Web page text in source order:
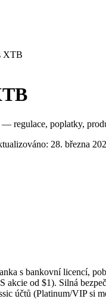
XTB
regulace, poplatky,
28. března
s bankovní licencí,
akcie od $1). Silná
účtů (Platinum/VIP si